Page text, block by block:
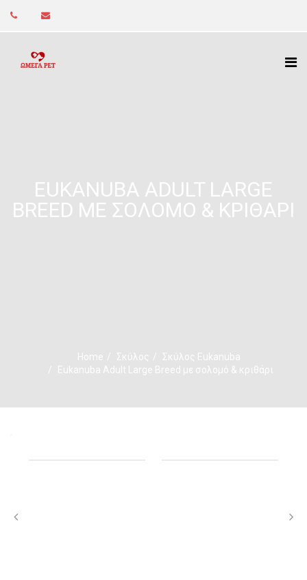
ΕUKANUBA ADULT LARGE
BREED ΜΕ ΣΟΛΟΜΌ & ΚΡΙΘΆΡΙ
Home Σκύλος
Σκύλος Eukanuba
Εukanuba Adult Large Breed με σολομό & κριθάρι